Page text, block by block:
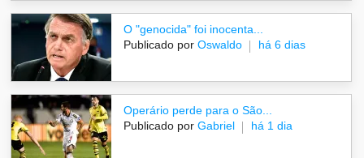
O "genocida" foi inocenta...
Publicado por Oswaldo há 6 dias
Operário perde para o São...
Publicado por Gabriel há 1 dia